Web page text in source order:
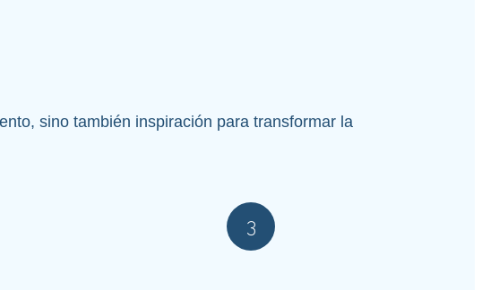
sino también inspiración para transformar la
3